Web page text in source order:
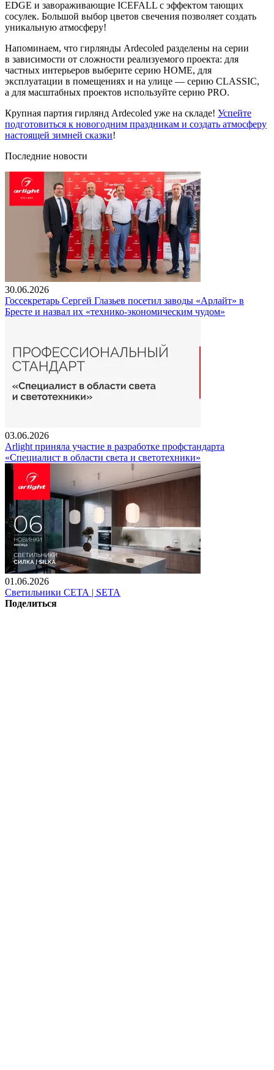
EDGE и завораживающие ICEFALL с эффектом тающих
сосулек. Большой выбор цветов свечения позволяет создать
уникальную атмосферу!
Напоминаем, что гирлянды Ardecoled разделены на серии
в зависимости от сложности реализуемого проекта: для
частных интерьеров выберите серию HOME, для
эксплуатации в помещениях и на улице — серию CLASSIC,
а для масштабных проектов используйте серию PRO.
Крупная партия гирлянд Ardecoled уже на складе! Успейте
подготовиться к новогодним праздникам и создать атмосферу
настоящей зимней сказки!
Последние новости
30.06.2026
Госсекретарь Сергей Глазьев посетил заводы «Арлайт» в
Бресте и назвал их «технико-экономическим чудом»
03.06.2026
Arlight приняла участие в разработке профстандарта
«Специалист в области света и светотехники»
01.06.2026
Светильники СЕТА | SETA
Поделиться